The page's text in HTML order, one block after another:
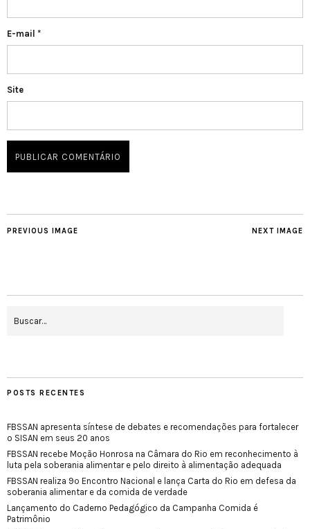
E-mail *
Site
NEXT IMAGE
PREVIOUS IMAGE
POSTS RECENTES
FBSSAN apresenta síntese de debates e recomendações para fortalecer
o SISAN em seus 20 anos
FBSSAN recebe Moção Honrosa na Câmara do Rio em reconhecimento à
luta pela soberania alimentar e pelo direito à alimentação adequada
FBSSAN realiza 9º Encontro Nacional e lança Carta do Rio em defesa da
soberania alimentar e da comida de verdade
Lançamento do Caderno Pedagógico da Campanha Comida é
Patrimônio